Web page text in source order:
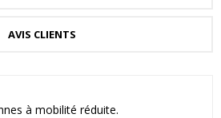
AVIS CLIENTS
à mobilité réduite.